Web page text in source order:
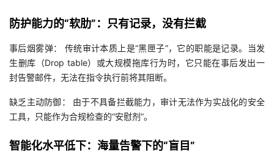
防护能力的“软肋”：只有记录，没有拦截
事后烟雾弹： 传统审计本质上是“黑匣子”，它的职能是记录。当发
生删库（Drop table）或大规模拖库行为时，它只能在事后发出一
封告警邮件，无法在指令执行前将其阻断。
缺乏主动防御： 由于不具备拦截能力，审计无法作为实战化的安全
工具，只能作为合规检查的“安慰剂”。
智能化水平低下：海量告警下的“盲目”